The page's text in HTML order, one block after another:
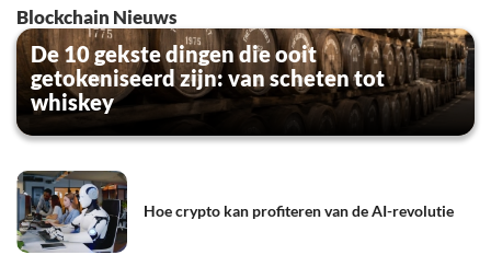
Blockchain Nieuws
De 10 gekste dingen die ooit
getokeniseerd zijn: van scheten tot
whiskey
Hoe crypto kan profiteren van de AI-revolutie